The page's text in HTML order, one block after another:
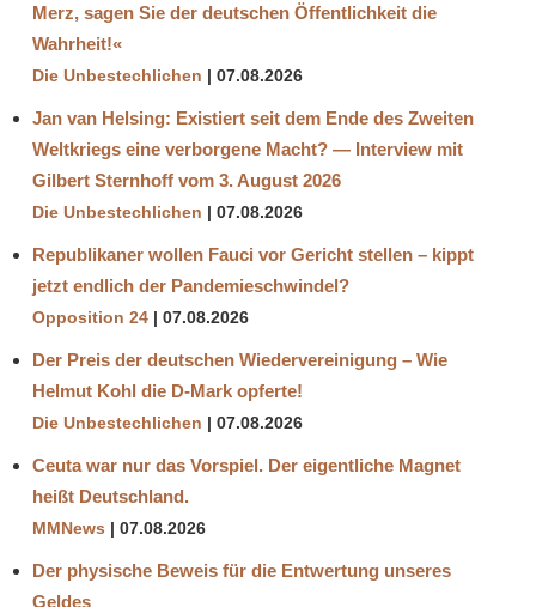
Merz, sagen Sie der deutschen Öffentlichkeit die
Wahrheit!«
Die Unbestechlichen 07.08.2026
Jan van Helsing: Existiert seit dem Ende des Zweiten
Weltkriegs eine verborgene Macht? — Interview mit
Gilbert Sternhoff vom 3. August 2026
Die Unbestechlichen 07.08.2026
Republikaner wollen Fauci vor Gericht stellen – kippt
jetzt endlich der Pandemieschwindel?
Opposition 24 07.08.2026
Der Preis der deutschen Wiedervereinigung – Wie
Helmut Kohl die D‑Mark opferte!
Die Unbestechlichen 07.08.2026
Ceuta war nur das Vorspiel. Der eigentliche Magnet
heißt Deutschland.
MMNews 07.08.2026
Der physische Beweis für die Entwertung unseres
Geldes